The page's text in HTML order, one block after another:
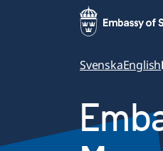
SvenskaEnglish